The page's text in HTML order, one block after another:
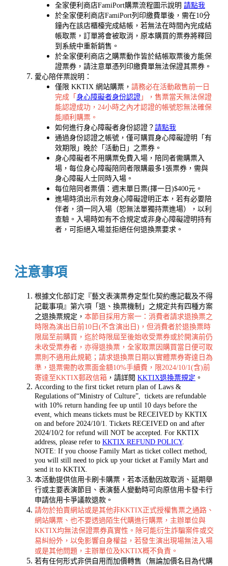
全家便利商店FamiPort購票流程圖示說明 請點我
於全家便利商店FamiPort列印繳費單後，需在10分
鐘內在該店櫃檯完成結帳，若無法在時間內完成結
帳取票，訂單將會被取消，原本購買的票券將釋回
到系統中重新銷售。
於全家便利商店之購票動作皆於結帳取票後方能保
證票券，請注意單憑列印繳費單無法保證其票券。
愛心陪伴票說明：
僅限 KKTIX 網站購票， 請務必在活動啟售前一日
完成「 身心障礙者身份認證 」，售票當天無法保證
能認證成功，24小時之內才認證的帳號恕無法確保
能順利購票。
如何進行身心障礙者身份認證？ 請點我
通過身份認證之帳號，僅可購買身心障礙證明「有
效期限」晚於「活動日」之票券。
身心障礙者不用購票免費入場，陪同者需購票入
場，每位身心障礙陪同者限購最多1張票券，需與
身心障礙人士同時入場。
每位陪同者票價：週末單日票(擇一日)$400元。
進場時須出示有效身心障礙證明正本，若有必要陪
伴者，須一同入場（恕無法單獨持票進場），以利
查驗。入場時如有不合規定或非身心障礙證明持有
者，可拒絕入場並拒絕任何退換票要求。
注意事項
根據文化部訂定『藝文表演票券定型化契約應記載及不得
記載事項』第六項「退、換票機制」之規定共有四種方案
之退換票規定， 本節目採用方案一：消費者請求退換票之
時限為演出日前10日(不含演出日)，但消費者於退換票時
限屆至前購買，迄於時限屆至後始收受票券或於開演前仍
未收受票券者，亦得退換票，全家取票因購買當日便可取
票則不適用此規範；請求退換票日期以實體票券寄達日為
準，退票需酌收票面金額10%手續費，限2024/10/1(含)前
寄達至KKTIX郵政信箱 ，請詳閱 KKTIX退換票規定 。
According to the first ticket return plan of Laws &
Regulations of“Ministry of Culture”, tickets are refundable
with 10% return handing fee up until 10 days before the
event, which means tickets must be RECEIVED by KKTIX
on and before 2024/10/1. Tickets RECEIVED on and after
2024/10/2 for refund will NOT be accepted. For KKTIX
address, please refer to KKTIX REFUND POLICY.
NOTE: If you choose Family Mart as ticket collect method,
you will still need to pick up your ticket at Family Mart and
send it to KKTIX.
本活動提供信用卡刷卡購票，若本活動因故取消、延期舉
行或主要表演節目、表演藝人變動時可向原信用卡發卡行
申請信用卡爭議款退款。
請勿於拍賣網站或是其他非KKTIX正式授權售票之通路、
網站購票、也不要透過陌生代購進行購票，主辦單位與
KKTIX均無法保證票券真實性。除可能衍生詐騙案件或交
易糾紛外，以免影響自身權益，若發生演出現場無法入場
或是其他問題，主辦單位及KKTIX概不負責。
若有任何形式非供自用而加價轉售（無論加價名目為代購